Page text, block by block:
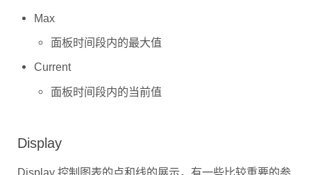
Max
面板时间段内的最大值
Current
面板时间段内的当前值
Display
Display 控制图表的点和线的展示，有一些比较重要的参